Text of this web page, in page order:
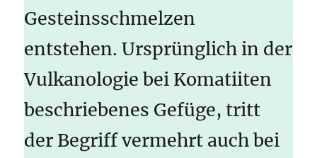
Gesteinsschmelzen
entstehen. Ursprünglich in der
Vulkanologie bei Komatiiten
beschriebenes Gefüge, tritt
der Begriff vermehrt auch bei